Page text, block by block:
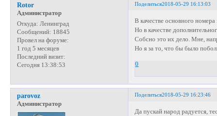
Поделиться2018-05-29 16:13:03
Rotor
Администратор
Откуда: Ленинград
Сообщений: 18845
Провел на форуме:
1 год 5 месяцев
Последний визит:
Сегодня 13:38:53
В качестве основного
Но в качестве
Собсно это их дело. Мне,
Но я за то, что бы было
0
Поделиться2018-05-29 16:23:46
parovoz
Администратор
Да пускай народ радуется,